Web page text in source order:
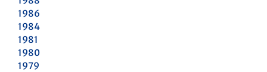
1986
1984
1981
1980
1979